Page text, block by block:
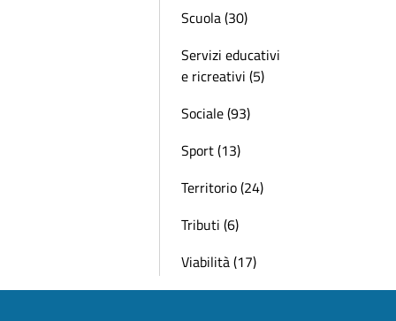
Scuola (30)
Servizi educativi
e ricreativi (5)
Sociale (93)
Sport (13)
Territorio (24)
Tributi (6)
Viabilità (17)